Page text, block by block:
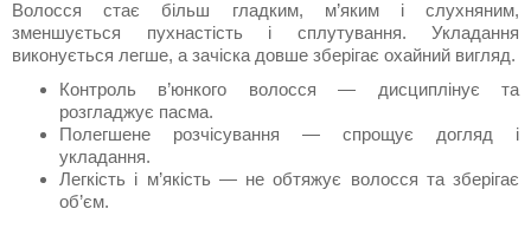
Волосся стає більш гладким, м’яким і слухняним,
зменшується пухнастість і сплутування. Укладання
виконується легше, а зачіска довше зберігає охайний вигляд.
Контроль в’юнкого волосся — дисциплінує та
розгладжує пасма.
Полегшене розчісування — спрощує догляд і
укладання.
Легкість і м’якість — не обтяжує волосся та зберігає
об’єм.